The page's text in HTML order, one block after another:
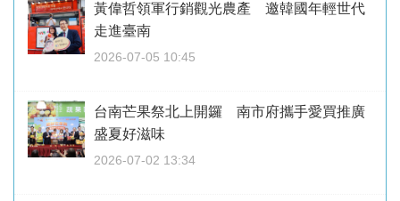
黃偉哲領軍行銷觀光農產 邀韓國年輕世代
走進臺南
2026-07-05 10:45
台南芒果祭北上開鑼 南市府攜手愛買推廣
盛夏好滋味
2026-07-02 13:34